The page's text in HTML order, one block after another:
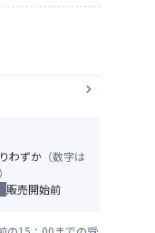
chevron_right
わずか （数字は
販売開始前